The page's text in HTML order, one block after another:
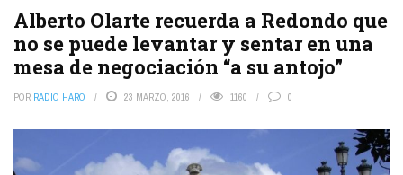
Alberto Olarte recuerda a Redondo que
no se puede levantar y sentar en una
mesa de negociación “a su antojo”
POR RADIO HARO 23 MARZO, 2016 1160 0